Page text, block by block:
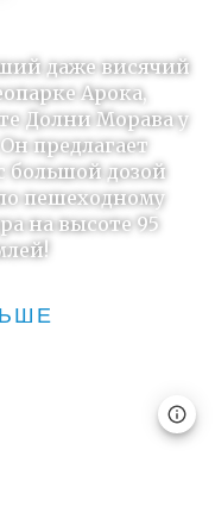
даже висячий
Арока,
Долни Морава у
предлагает
большой дозой
пешеходному
на высоте 95